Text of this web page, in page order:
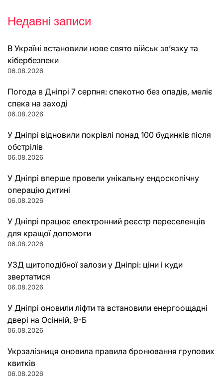
Недавні записи
В Україні встановили нове свято військ зв’язку та
кібербезпеки
06.08.2026
Погода в Дніпрі 7 серпня: спекотно без опадів, меліє
спека на заході
06.08.2026
У Дніпрі відновили покрівлі понад 100 будинків після
обстрілів
06.08.2026
У Дніпрі вперше провели унікальну ендоскопічну
операцію дитині
06.08.2026
У Дніпрі працює електронний реєстр переселенців
для кращої допомоги
06.08.2026
УЗД щитоподібної залози у Дніпрі: ціни і куди
звертатися
06.08.2026
У Дніпрі оновили ліфти та встановили енергоощадні
двері на Осінній, 9-Б
06.08.2026
Укрзалізниця оновила правила бронювання групових
квитків
06.08.2026